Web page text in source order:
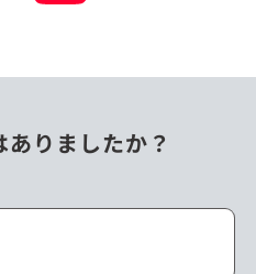
りましたか？